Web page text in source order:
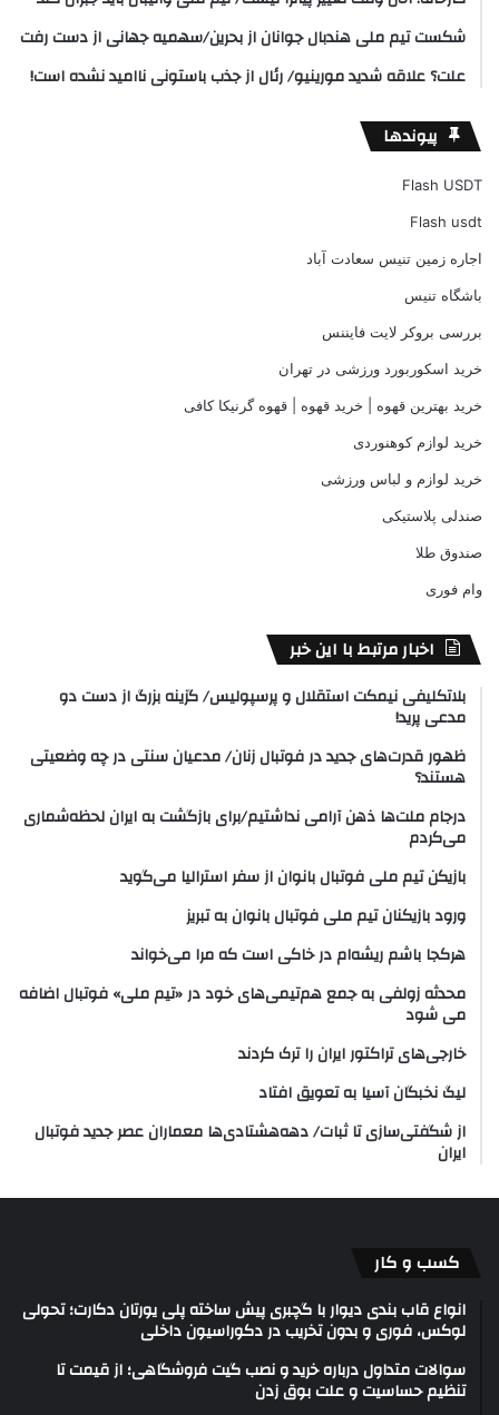
شکست تیم ملی هندبال جوانان از بحرین/سهمیه جهانی از دست رفت
علت؟ علاقه شدید مورینیو/ رئال از جذب باستونی ناامید نشده است!
پیوندها
Flash USDT
Flash usdt
اجاره زمین تنیس سعادت آباد
باشگاه تنیس
بررسی بروکر لایت فایننس
خرید اسکوربورد ورزشی در تهران
خرید بهترین قهوه | خرید قهوه | قهوه گرنیکا کافی
خرید لوازم کوهنوردی
خرید لوازم و لباس ورزشی
صندلی پلاستیکی
صندوق طلا
وام فوری
اخبار مرتبط با این خبر
بلاتکلیفی نیمکت استقلال و پرسپولیس/ گزینه بزرگ از دست دو
مدعی پرید!
ظهور قدرت‌های جدید در فوتبال زنان/ مدعیان سنتی در چه وضعیتی
هستند؟
درجام ملت‌ها ذهن آرامی نداشتیم/برای بازگشت به ایران لحظه‌شماری
می‌کردم
بازیکن تیم ملی فوتبال بانوان از سفر استرالیا می‌گوید
ورود بازیکنان تیم ملی فوتبال بانوان به تبریز
هرکجا باشم ریشه‌ام در خاکی است که مرا می‌خواند
محدثه زولفی به جمع هم‌تیمی‌های خود در «تیم ملی» فوتبال اضافه
می شود
خارجی‌های تراکتور ایران را ترک کردند
لیگ نخبگان آسیا به تعویق افتاد
از شگفتی‌سازی تا ثبات/ دهه‌هشتادی‌ها معماران عصر جدید فوتبال
ایران
کسب و کار
انواع قاب بندی دیوار با گچبری پیش ساخته پلی یورتان دکارت؛ تحولی
لوکس، فوری و بدون تخریب در دکوراسیون داخلی
سوالات متداول درباره خرید و نصب گیت فروشگاهی؛ از قیمت تا
تنظیم حساسیت و علت بوق زدن